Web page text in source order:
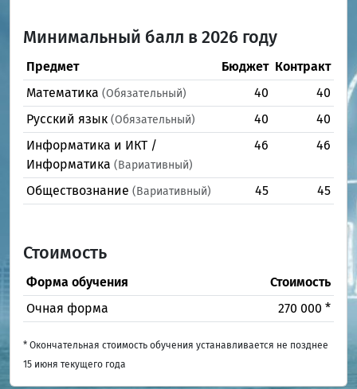
Минимальный балл в 2026 году
Предмет Бюджет Контракт
Математика (Обязательный) 40
40
Русский язык (Обязательный) 40
40
Информатика и ИКТ /
Информатика (Вариативный)
46 46
Обществознание (Вариативный) 45 45
Стоимость
Форма обучения
Стоимость
Очная форма
270 000 *
* Окончательная стоимость обучения устанавливается не позднее
15 июня текущего года